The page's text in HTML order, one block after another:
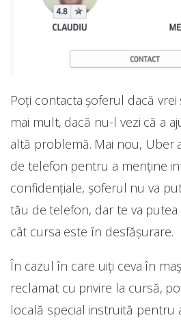
Poți contacta șoferul dacă vrei
mai mult, dacă nu-l vezi că a
altă problemă. Mai nou, Uber
de telefon pentru a menţine
confidenţiale, șoferul nu va
tău de telefon, dar te va
cât cursa este în desfășurare.
În cazul în care uiți ceva în
reclamat cu privire la cursă,
locală special instruită pentru